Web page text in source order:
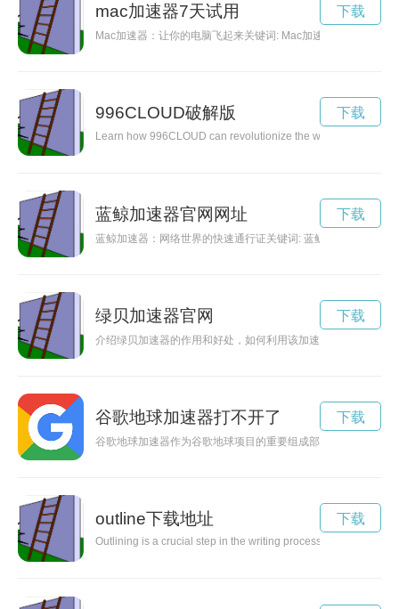
mac加速器7天试用
Mac加速器：让你的电脑飞起来关键词: Mac加速器、性能优化
下载
996CLOUD破解版
Learn how 996CLOUD can revolutionize the way you work
下载
蓝鲸加速器官网网址
蓝鲸加速器：网络世界的快速通行证关键词: 蓝鲸加速器、网络
下载
绿贝加速器官网
介绍绿贝加速器的作用和好处，如何利用该加速器畅享网络世界
下载
谷歌地球加速器打不开了
谷歌地球加速器作为谷歌地球项目的重要组成部分，推动了科
下载
outline下载地址
Outlining is a crucial step in the writing process as it helps to
下载